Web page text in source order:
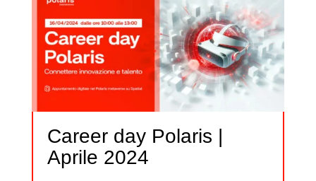
Career day Polaris |
Aprile 2024